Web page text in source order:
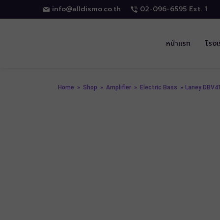
info@alldismo.co.th 02-096-6595 Ext. 1
หน้าแรก โรง
Home » Shop » Amplifier » Electric Bass » Laney